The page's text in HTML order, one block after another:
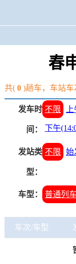
春
共( 0)趟车，车站车
发车时
间：
不限
下午
发站类
型：
不限 始
车型： 普通列车
车次/车型